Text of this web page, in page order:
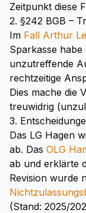
Zeitpunkt diese
2. §242 BGB –
Im Fall Arthur
Sparkasse
unzutreffende
rechtzeitige
Dies mache die
treuwidrig
3.
Das LG Hagen
ab. Das OLG
ab und erklärte
Revision wurde
(Stand: 2025/